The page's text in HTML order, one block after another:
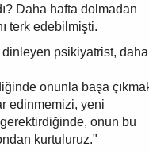
Daha hafta dolmadan
terk edebilmişti.
dinleyen psikiyatrist, daha
onunla başa
edinmemizi, yeni
onun bu
kurtuluruz."